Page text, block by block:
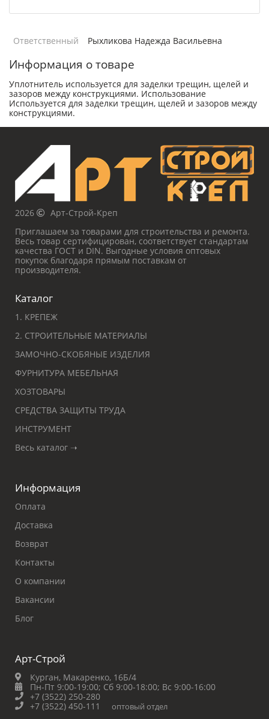
Ответственный Рыхликова Надежда Васильевна
Информация о товаре
Уплотнитель используется для заделки трещин, щелей и
зазоров между конструкциями. Использование
Используется для заделки трещин, щелей и зазоров между
конструкциями.
2026
Арт-Строй-Креп
Приглашаем за товарами для строительства и ремонта.
Весь товар сертифицирован, соответствует стандартам
качества ГОСТ и DIN. Выгодные условия оптовых
покупок благодаря прямым поставкам от
производителя.
Каталог
1. КРЕПЕЖ
2. СТРОИТЕЛЬНЫЕ МАТЕРИАЛЫ
ЗАМОЧНО-СКОБЯНЫЕ ИЗДЕЛИЯ
ФУРНИТУРА МЕБЕЛЬНАЯ
ХОЗТОВАРЫ
СРЕДСТВА ЗАЩИТЫ ТРУДА
ИНСТРУМЕНТ
Весь каталог ➝
Информация
Оплата
Доставка
Возврат
Контакты
О компании
Вакансии
Блог
Арт-Строй
Курган, Макаренко, 16Б/4
Пн-Пт 9:00-19:00; Сб 9:00-18:00; Вс 9:00-16:00
+7 (3522) 250-280
+7 (3522) 450-111
оптовый отдел